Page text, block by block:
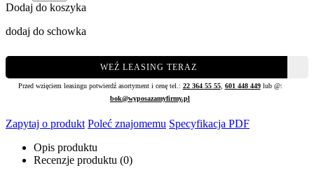
Dodaj do koszyka
dodaj do schowka
WEŹ LEASING TERAZ
Przed wzięciem leasingu potwierdź asortyment i cenę tel.: 22 364 55 55, 601 448 449lub @:
bok@wyposazamyfirmy.pl
Zapytaj o produkt Poleć znajomemu Specyfikacja PDF
Opis produktu
Recenzje produktu (0)